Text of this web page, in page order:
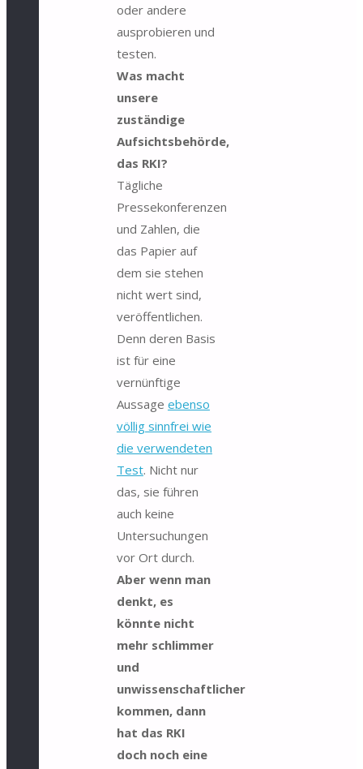
oder andere
ausprobieren und
testen.
Was macht
unsere
zuständige
Aufsichtsbehörde,
das RKI?
Tägliche
Pressekonferenzen
und Zahlen, die
das Papier auf
dem sie stehen
nicht wert sind,
veröffentlichen.
Denn deren Basis
ist für eine
vernünftige
Aussage ebenso
völlig sinnfrei wie
die verwendeten
Test. Nicht nur
das, sie führen
auch keine
Untersuchungen
vor Ort durch.
Aber wenn man
denkt, es
könnte nicht
mehr schlimmer
und
unwissenschaftlicher
kommen, dann
hat das RKI
doch noch eine